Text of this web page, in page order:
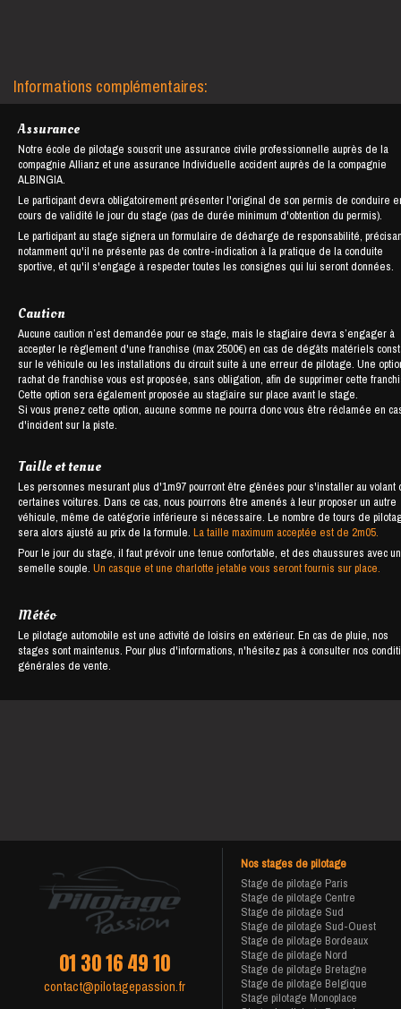
Informations complémentaires:
Assurance
Notre école de pilotage souscrit une assurance civile professionnelle auprès de la
compagnie Allianz et une assurance Individuelle accident auprès de la compagnie
ALBINGIA.
Le participant devra obligatoirement présenter l'original de son permis de conduire
cours de validité le jour du stage (pas de durée minimum d'obtention du permis).
Le participant au stage signera un formulaire de décharge de responsabilité,
notamment qu'il ne présente pas de contre-indication à la pratique de la conduite
sportive, et qu'il s'engage à respecter toutes les consignes qui lui seront données.
Caution
Aucune caution n’est demandée pour ce stage, mais le stagiaire devra s’engager à
accepter le règlement d'une franchise (max 2500€) en cas de dégâts matériels
sur le véhicule ou les installations du circuit suite à une erreur de pilotage. Une
rachat de franchise vous est proposée, sans obligation, afin de supprimer cette
Cette option sera également proposée au stagiaire sur place avant le stage.
Si vous prenez cette option, aucune somme ne pourra donc vous être réclamée en
d'incident sur la piste.
Taille et tenue
Les personnes mesurant plus d'1m97 pourront être gênées pour s'installer au volant
certaines voitures. Dans ce cas, nous pourrons être amenés à leur proposer un autre
véhicule, même de catégorie inférieure si nécessaire. Le nombre de tours de
sera alors ajusté au prix de la formule.La taille maximum acceptée est de 2m05.
Pour le jour du stage, il faut prévoir une tenue confortable, et des chaussures avec
semelle souple.Un casque et une charlotte jetable vous seront fournis sur place.
Météo
Le pilotage automobile est une activité de loisirs en extérieur. En cas de pluie, nos
stages sont maintenus. Pour plus d'informations, n'hésitez pas à consulter nos
générales de vente.
01 30 16 49 10
contact@pilotagepassion.fr
Nos stages de pilotage
Stage de pilotage Paris
Stage de pilotage Centre
Stage de pilotage Sud
Stage de pilotage Sud-Ouest
Stage de pilotage Bordeaux
Stage de pilotage Nord
Stage de pilotage Bretagne
Stage de pilotage Belgique
Stage pilotage Monoplace